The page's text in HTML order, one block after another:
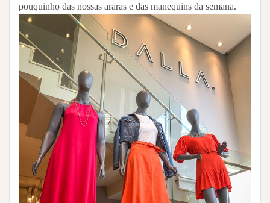
pouquinho das nossas araras e das manequins da semana.